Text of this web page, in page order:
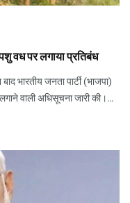
वध पर लगाया प्रतिबंध
भारतीय जनता पार्टी (भाजपा)
वाली अधिसूचना जारी की।
को पश्चिम बंगाल पशु वध नियंत्रण